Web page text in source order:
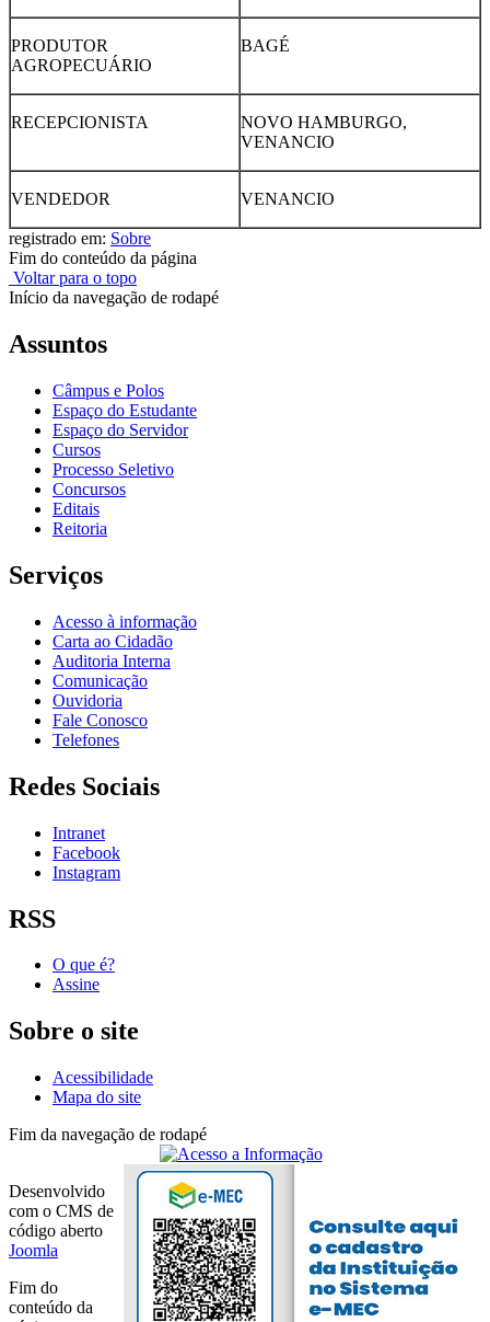
PRODUTOR
AGROPECUÁRIO
BAGÉ
RECEPCIONISTA
NOVO HAMBURGO,
VENANCIO
VENDEDOR VENANCIO
registrado em: Sobre
Fim do conteúdo da página
Voltar para o topo
Início da navegação de rodapé
Assuntos
Câmpus e Polos
Espaço do Estudante
Espaço do Servidor
Cursos
Processo Seletivo
Concursos
Editais
Reitoria
Serviços
Acesso à informação
Carta ao Cidadão
Auditoria Interna
Comunicação
Ouvidoria
Fale Conosco
Telefones
Redes Sociais
Intranet
Facebook
Instagram
RSS
O que é?
Assine
Sobre o site
Acessibilidade
Mapa do site
Fim da navegação de rodapé
Desenvolvido
com o CMS de
código aberto
Joomla
Fim do
conteúdo da